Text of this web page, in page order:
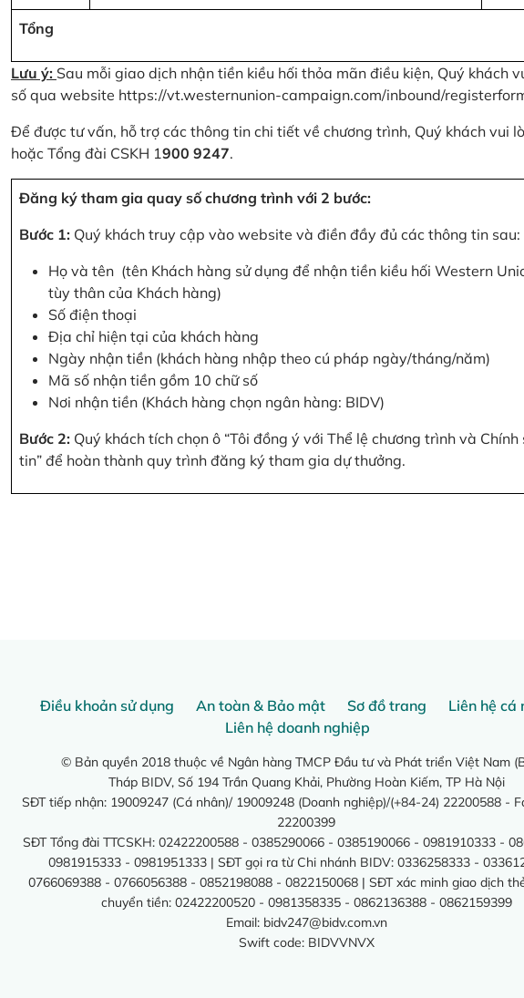
Tổng
Lưu ý: Sau mỗi giao dịch nhận tiền kiều hối thỏa mãn điều kiện, Quý khách
số qua website https://vt.westernunion-campaign.com/inbound/
Để được tư vấn, hỗ trợ các thông tin chi tiết về chương trình, Quý khách vui
hoặc Tổng đài CSKH 1900 9247.
Đăng ký tham gia quay số chương trình với 2 bước:
Bước 1: Quý khách truy cập vào website và điền đầy đủ các thông tin sau:
Họ và tên (tên Khách hàng sử dụng để nhận tiền kiều hối Western
tùy thân của Khách hàng)
Số điện thoại
Địa chỉ hiện tại của khách hàng
Ngày nhận tiền (khách hàng nhập theo cú pháp ngày/tháng/năm)
Mã số nhận tiền gồm 10 chữ số
Nơi nhận tiền (Khách hàng chọn ngân hàng: BIDV)
Bước 2: Quý khách tích chọn ô “Tôi đồng ý với Thể lệ chương trình và
tin” để hoàn thành quy trình đăng ký tham gia dự thưởng.
Điều khoản sử dụng An toàn & Bảo mật Sơ đồ trang
Liên hệ cá
Liên hệ doanh nghiệp
© Bản quyền 2018 thuộc về Ngân hàng TMCP Đầu tư và Phát triển Việt Nam
Tháp BIDV, Số 194 Trần Quang Khải, Phường Hoàn Kiếm, TP Hà Nội
SĐT tiếp nhận: 19009247 (Cá nhân)/ 19009248 (Doanh nghiệp)/(+84-24) 22200588 -
22200399
SĐT Tổng đài TTCSKH: 02422200588 - 0385290066 - 0385190066 - 0981910333 -
0981915333 - 0981951333 | SĐT gọi ra từ Chi nhánh BIDV: 0336258333 -
0766069388 - 0766056388 - 0852198088 - 0822150068 | SĐT xác minh giao dịch
chuyển tiền: 02422200520 - 0981358335 - 0862136388 - 0862159399
Email: bidv247@bidv.com.vn
Swift code: BIDVVNVX